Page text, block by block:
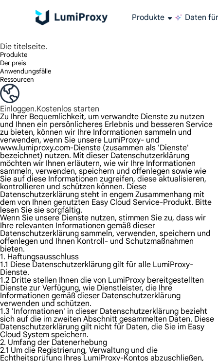
Produkte Daten
Die titelseite.
Produkte
Der preis
Anwendungsfälle
Ressourcen
Einloggen.Kostenlos starten
Zu Ihrer Bequemlichkeit, um verwandte Dienste zu nutzen
und Ihnen ein persönlicheres Erlebnis und besseren Service
zu bieten, können wir Ihre Informationen sammeln und
verwenden, wenn Sie unsere LumiProxy- und
www.lumiproxy.com-Dienste (zusammen als 'Dienste'
bezeichnet) nutzen. Mit dieser Datenschutzerklärung
möchten wir Ihnen erläutern, wie wir Ihre Informationen
sammeln, verwenden, speichern und offenlegen sowie wie
Sie auf diese Informationen zugreifen, diese aktualisieren,
kontrollieren und schützen können. Diese
Datenschutzerklärung steht in engem Zusammenhang mit
dem von Ihnen genutzten Easy Cloud Service-Produkt. Bitte
lesen Sie sie sorgfältig.
Wenn Sie unsere Dienste nutzen, stimmen Sie zu, dass wir
Ihre relevanten Informationen gemäß dieser
Datenschutzerklärung sammeln, verwenden, speichern und
offenlegen und Ihnen Kontroll- und Schutzmaßnahmen
bieten.
1. Haftungsausschluss
1.1 Diese Datenschutzerklärung gilt für alle LumiProxy-
Dienste.
1.2 Dritte stellen Ihnen die von LumiProxy bereitgestellten
Dienste zur Verfügung, wie Dienstleister, die Ihre
Informationen gemäß dieser Datenschutzerklärung
verwenden und schützen.
1.3 'Informationen' in dieser Datenschutzerklärung bezieht
sich auf die im zweiten Abschnitt gesammelten Daten. Diese
Datenschutzerklärung gilt nicht für Daten, die Sie im Easy
Cloud System speichern.
2. Umfang der Datenerhebung
2.1 Um die Registrierung, Verwaltung und die
Echtheitsprüfung Ihres LumiProxy-Kontos abzuschließen,